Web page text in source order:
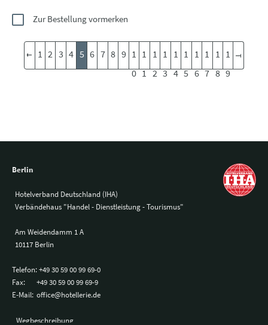
Zur Bestellung vormerken
1 2 3 4 5 6 7 8 9 1
0
1
1
1
2
1
3
1
4
1
5
1
6
1
7
1
8
1
9
Berlin
Hotelverband Deutschland (IHA)
Verbändehaus "Handel - Dienstleistung - Tourismus"
Am Weidendamm 1 A
10117 Berlin
Telefon:+49 30 59 00 99 69-0
Fax:
+49 30 59 00 99 69-9
E-Mail: office@hotellerie.de
Wegbeschreibung